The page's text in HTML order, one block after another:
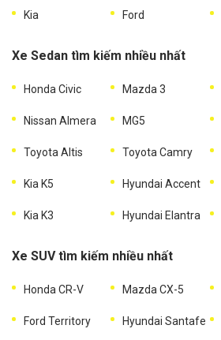
Kia Ford
Xe Sedan tìm kiếm nhiều nhất
Honda Civic Mazda 3
Nissan Almera MG5
Toyota Altis Toyota Camry
Kia K5 Hyundai Accent
Kia K3 Hyundai Elantra
Xe SUV tìm kiếm nhiều nhất
Honda CR-V Mazda CX-5
Ford Territory Hyundai Santafe